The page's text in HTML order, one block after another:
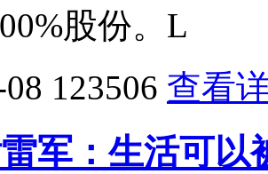
股份。L
123506 查看
军：生活可